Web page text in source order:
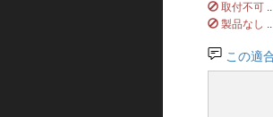
取付不可
製品なし
この適